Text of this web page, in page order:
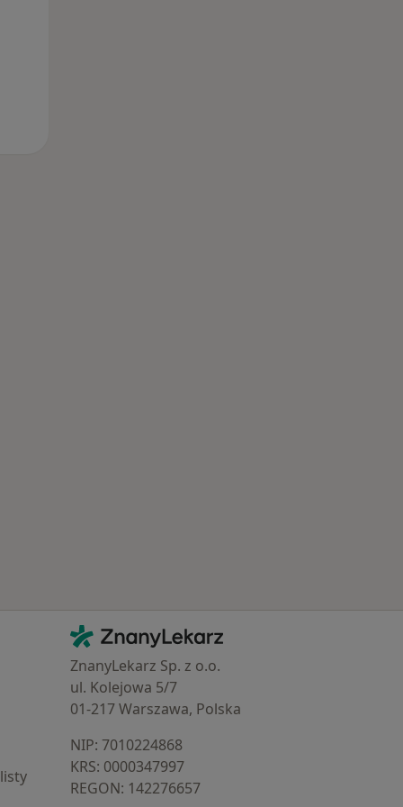
Kontakt
ZnanyLekarz - Strona główna
ZnanyLekarz Sp. z o.o.
ul. Kolejowa 5/7
01-217 Warszawa, Polska
NIP: ⁠7010224868
KRS: ⁠0000347997
REGON: ⁠142276657